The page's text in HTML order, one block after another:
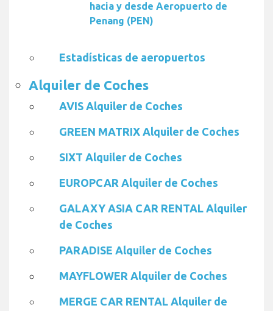
hacia y desde Aeropuerto de
Penang (PEN)
Estadísticas de aeropuertos
Alquiler de Coches
AVIS Alquiler de Coches
GREEN MATRIX Alquiler de Coches
SIXT Alquiler de Coches
EUROPCAR Alquiler de Coches
GALAXY ASIA CAR RENTAL Alquiler
de Coches
PARADISE Alquiler de Coches
MAYFLOWER Alquiler de Coches
MERGE CAR RENTAL Alquiler de